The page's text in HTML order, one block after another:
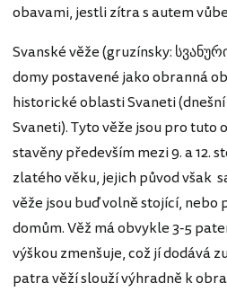
obavami, jestli zítra s autem
Svanské věže (gruzínsky:
domy postavené jako obranná
historické oblasti Svaneti
Svaneti). Tyto věže jsou pro tuto
stavěny především mezi 9. a 12.
zlatého věku, jejich původ však
věže jsou buď volně stojící,
domům. Věž má obvykle 3-5
výškou zmenšuje, což jí dodává
patra věží slouží výhradně k